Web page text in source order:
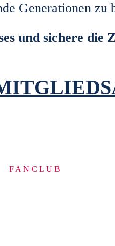
Generationen zu
und sichere die
FANCLUB